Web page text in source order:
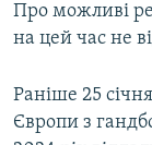
Про можливі
на цей час не
Раніше 25
Європи з